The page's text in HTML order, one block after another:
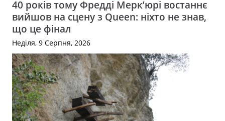
40 років тому Фредді Мерк’юрі востаннє
вийшов на сцену з Queen: ніхто не знав,
що це фінал
Неділя, 9 Серпня, 2026